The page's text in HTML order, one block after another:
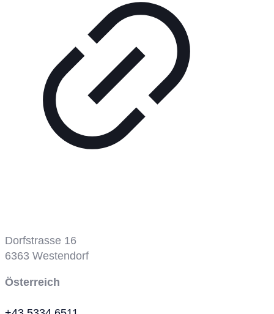
Dorfstrasse 16
6363 Westendorf
Österreich